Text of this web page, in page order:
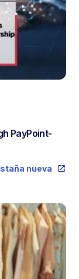
PayPoint-
nueva